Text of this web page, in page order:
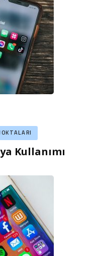
Kullanımı